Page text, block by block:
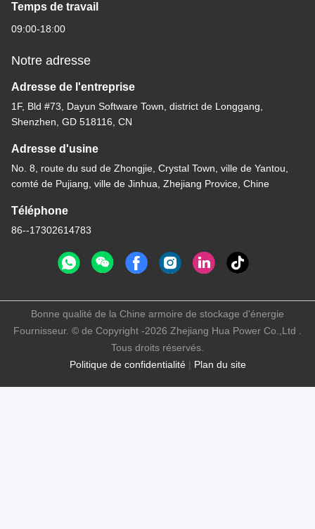
Temps de travail
09:00-18:00
Notre adresse
Adresse de l'entreprise
1F, Bld #73, Dayun Software Town, district de Longgang,
Shenzhen, GD 518116, CN
Adresse d'usine
No. 8, route du sud de Zhongjie, Crystal Town, ville de Yantou,
comté de Pujiang, ville de Jinhua, Zhejiang Provice, Chine
Téléphone
86--17302614783
Politique de confidentialité| Plan du site
Bonne qualité de la Chine armoire de stockage d'énergie
Fournisseur. © de Copyright -2026 Zhejiang Hua Power Co.,Ltd .
Tous droits réservés.